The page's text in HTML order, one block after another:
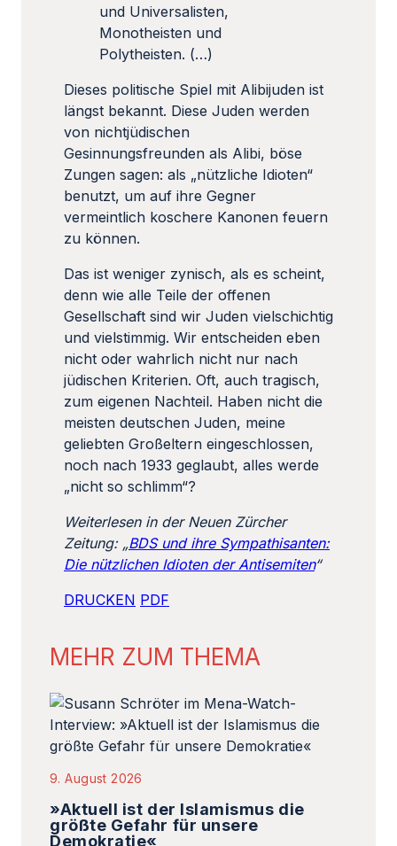
und Universalisten,
Monotheisten und
Polytheisten. (…)
Dieses politische Spiel mit Alibijuden ist
längst bekannt. Diese Juden werden
von nichtjüdischen
Gesinnungsfreunden als Alibi, böse
Zungen sagen: als „nützliche Idioten“
benutzt, um auf ihre Gegner
vermeintlich koschere Kanonen feuern
zu können.
Das ist weniger zynisch, als es scheint,
denn wie alle Teile der offenen
Gesellschaft sind wir Juden vielschichtig
und vielstimmig. Wir entscheiden eben
nicht oder wahrlich nicht nur nach
jüdischen Kriterien. Oft, auch tragisch,
zum eigenen Nachteil. Haben nicht die
meisten deutschen Juden, meine
geliebten Großeltern eingeschlossen,
noch nach 1933 geglaubt, alles werde
„nicht so schlimm“?
Weiterlesen in der Neuen Zürcher
Zeitung: „BDS und ihre Sympathisanten:
Die nützlichen Idioten der Antisemiten“
DRUCKEN PDF
MEHR ZUM THEMA
9. August 2026
»Aktuell ist der Islamismus die
größte Gefahr für unsere
Demokratie«